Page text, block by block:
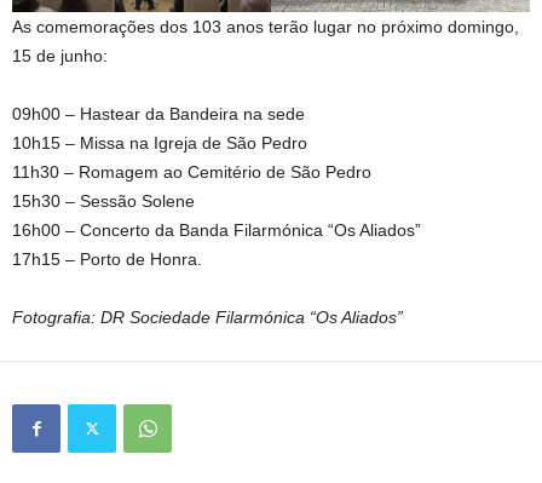
As comemorações dos 103 anos terão lugar no próximo domingo,
15 de junho:
09h00 – Hastear da Bandeira na sede
10h15 – Missa na Igreja de São Pedro
11h30 – Romagem ao Cemitério de São Pedro
15h30 – Sessão Solene
16h00 – Concerto da Banda Filarmónica “Os Aliados”
17h15 – Porto de Honra.
Fotografia: DR Sociedade Filarmónica “Os Aliados”